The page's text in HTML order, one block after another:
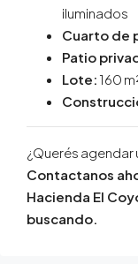
iluminados
Cuarto de
Patio
Lote: 160
¿Querés agendar
Contactanos
Hacienda El
buscando.